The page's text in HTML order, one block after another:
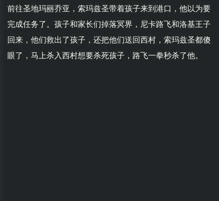
前往圣地玛丽乔亚，索玛兹圣带着孩子来到港口，他以为要
完成任务了。孩子和家长们掉落冥界，尼卡路飞和洛基王子
回来，他们救出了孩子，还把他们送回西村，索玛兹圣都傻
眼了，马上杀入西村想要杀死孩子，路飞一拳秒杀了他。